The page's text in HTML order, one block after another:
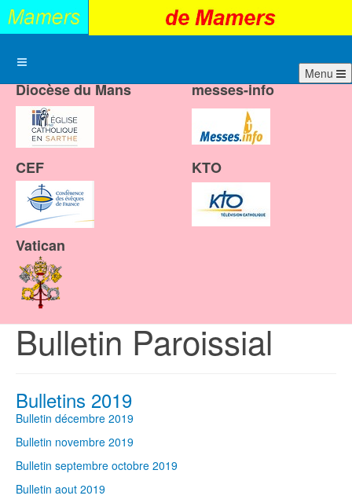
Menu
Diocèse du Mans messes-info
CEF KTO
Vatican
Bulletin Paroissial
Bulletins 2019
Bulletin décembre 2019
Bulletin novembre 2019
Bulletin septembre octobre 2019
Bulletin aout 2019